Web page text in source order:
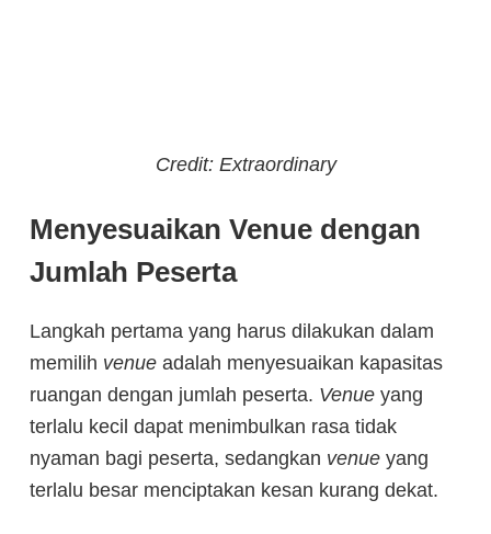
Credit: Extraordinary
Menyesuaikan Venue dengan
Jumlah Peserta
Langkah pertama yang harus dilakukan dalam
memilih venue adalah menyesuaikan kapasitas
ruangan dengan jumlah peserta. Venue yang
terlalu kecil dapat menimbulkan rasa tidak
nyaman bagi peserta, sedangkan venue yang
terlalu besar menciptakan kesan kurang dekat.